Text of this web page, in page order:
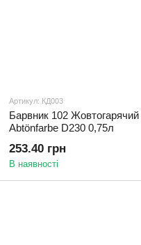
Артикул: КД003
Барвник 102
Abtönfarbe D230 0,75л
253.40 грн
В наявності